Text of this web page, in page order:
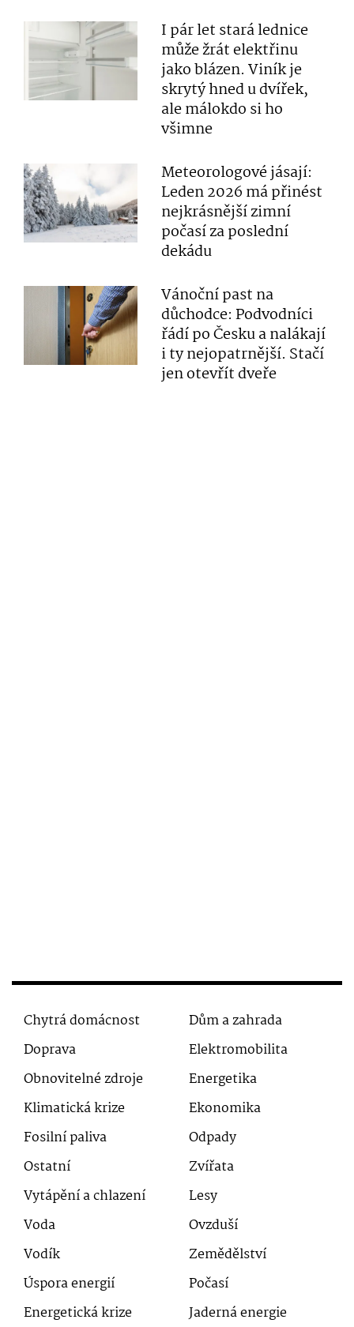
I pár let stará lednice
může žrát elektřinu
jako blázen. Viník je
skrytý hned u dvířek,
ale málokdo si ho
všimne
Meteorologové jásají:
Leden 2026 má přinést
nejkrásnější zimní
počasí za poslední
dekádu
Vánoční past na
důchodce: Podvodníci
řádí po Česku a nalákají
i ty nejopatrnější. Stačí
jen otevřít dveře
Chytrá domácnost
Dům a zahrada
Doprava
Elektromobilita
Obnovitelné zdroje
Energetika
Klimatická krize
Ekonomika
Fosilní paliva
Odpady
Ostatní
Zvířata
Vytápění a chlazení
Lesy
Voda
Ovzduší
Vodík
Zemědělství
Úspora energií
Počasí
Energetická krize
Jaderná energie